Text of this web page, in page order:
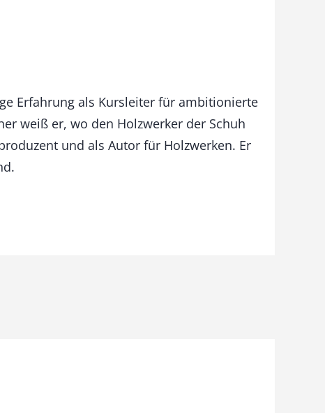
Erfahrung als Kursleiter für ambitionierte
weiß er, wo den Holzwerker der Schuh
und als Autor für Holzwerken. Er